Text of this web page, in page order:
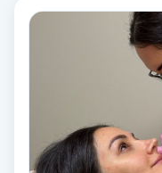
Nagelförlängning